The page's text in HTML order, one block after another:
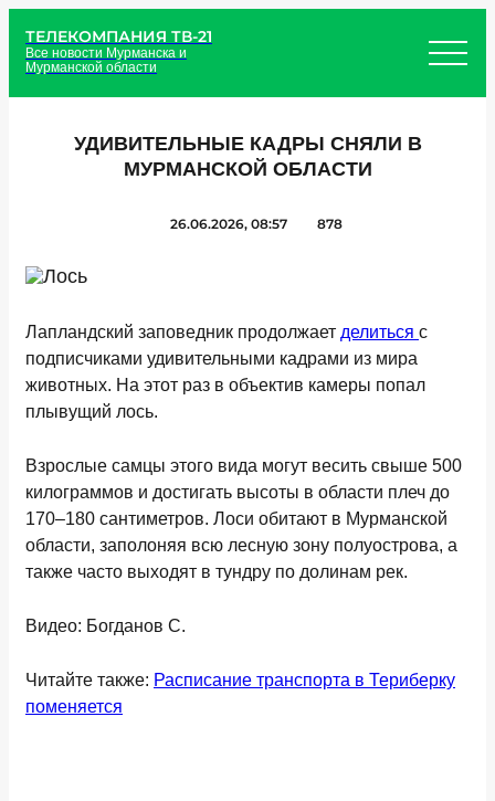
ТЕЛЕКОМПАНИЯ ТВ-21
Все новости Мурманска и
Мурманской области
УДИВИТЕЛЬНЫЕ КАДРЫ СНЯЛИ В
МУРМАНСКОЙ ОБЛАСТИ
26.06.2026, 08:57 878
Лапландский заповедник продолжает делиться с
подписчиками удивительными кадрами из мира
животных. На этот раз в объектив камеры попал
плывущий лось.
Взрослые самцы этого вида могут весить свыше 500
килограммов и достигать высоты в области плеч до
170–180 сантиметров. Лоси обитают в Мурманской
области, заполоняя всю лесную зону полуострова, а
также часто выходят в тундру по долинам рек.
Видео: Богданов С.
Читайте также: Расписание транспорта в Териберку
поменяется